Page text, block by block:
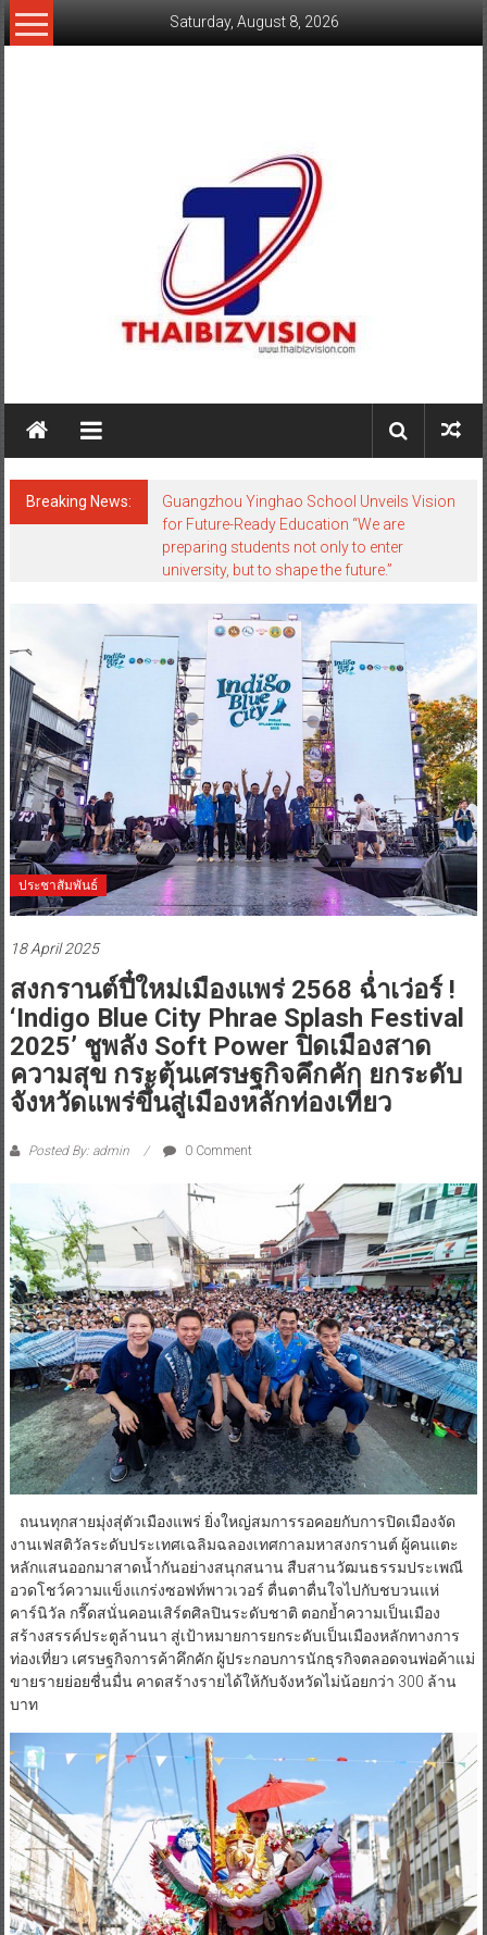
Skip
to
Saturday, August 8, 2026
Breaking News:
Guangzhou Yinghao School Unveils Vision
for Future-Ready Education “We are
preparing students not only to enter
university, but to shape the future.”
ประชาสัมพันธ์
18 April 2025
สงกรานต์ปี๋ใหม่เมืองแพร่ 2568 ฉ่ำเว่อร์ !
‘Indigo Blue City Phrae Splash Festival
2025’ ชูพลัง Soft Power ปิดเมืองสาด
ความสุข กระตุ้นเศรษฐกิจคึกคัก ยกระดับ
จังหวัดแพร่ขึ้นสู่เมืองหลักท่องเที่ยว
Posted By: admin 0 Comment
ถนนทุกสายมุ่งสุ่ตัวเมืองแพร่ ยิ่งใหญ่สมการรอคอยกับการปิดเมืองจัด
งานเฟสติวัลระดับประเทศเฉลิมฉลองเทศกาลมหาสงกรานต์ ผู้คนแตะ
หลักแสนออกมาสาดน้ำกันอย่างสนุกสนาน สืบสานวัฒนธรรมประเพณี
อวดโชว์ความแข็งแกร่งซอฟท์พาวเวอร์ ตื่นตาตื่นใจไปกับชบวนแห่
คาร์นิวัล กรี๊ดสนั่นคอนเสิร์ตศิลปินระดับชาติ ตอกย้ำความเป็นเมือง
สร้างสรรค์ประตูล้านนา สู่เป้าหมายการยกระดับเป็นเมืองหลักทางการ
ท่องเที่ยว เศรษฐกิจการค้าคึกคัก ผู้ประกอบการนักธุรกิจตลอดจนพ่อค้าแม่
ขายรายย่อยชื่นมื่น คาดสร้างรายได้ให้กับจังหวัดไม่น้อยกว่า 300 ล้าน
บาท